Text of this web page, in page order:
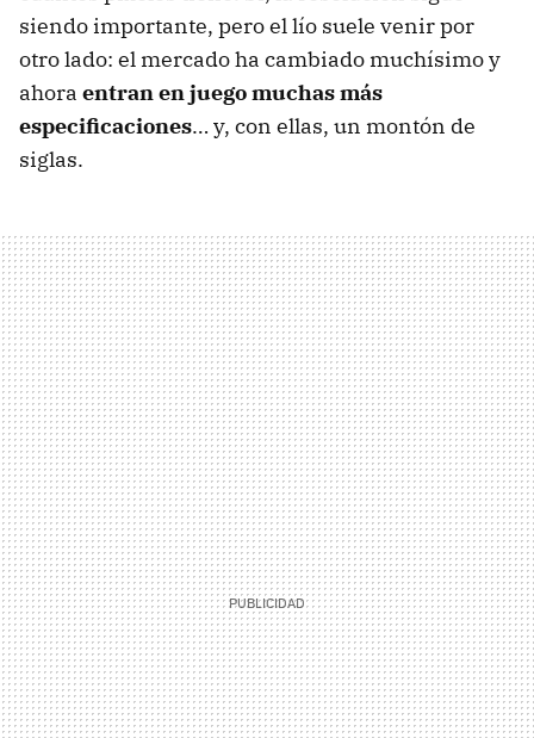
siendo importante, pero el lío suele venir por
otro lado: el mercado ha cambiado muchísimo y
ahora entran en juego muchas más
especificaciones… y, con ellas, un montón de
siglas.